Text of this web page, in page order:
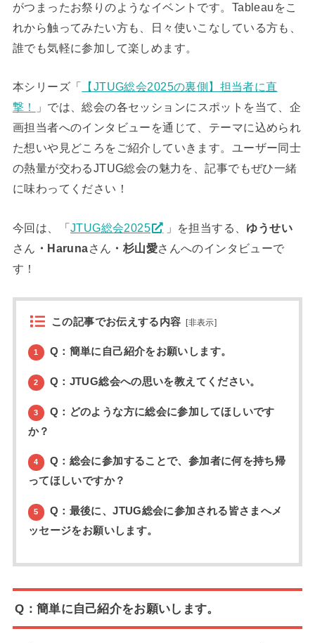
がつまったお祭りのようなイベントです。Tableauをこ
れから触ってみたい方も、日々使いこなしている方も、
誰でも気軽に参加して楽しめます。
本シリーズ「
【JTUG総会2025の裏側】担当者に直
撃！
」では、総会の各セッションにスポットを当て、企
画担当者へのインタビューを通じて、テーマに込められ
た想いや見どころをご紹介していきます。ユーザー同士
の熱量が交わるJTUG総会の魅力を、記事でもぜひ一緒
に味わってください！
今回は、「JTUG総会2025 」を担当する、 ゆうせい
さん ・Harunaさん ・杉山愛さんへのインタビューで
す！
この記事でお伝えする内容 [非表示]
1 Q：簡単に自己紹介をお願いします。
2 Q：JTUG総会への思いを教えてください。
3
Q：どのような方に総会に参加してほしいです
か？
4
Q：総会に参加することで、参加者に何を持ち帰
ってほしいですか？
5
Q：最後に、JTUG総会に参加される皆さまへメ
ッセージをお願いします。
Q：簡単に自己紹介をお願いします。